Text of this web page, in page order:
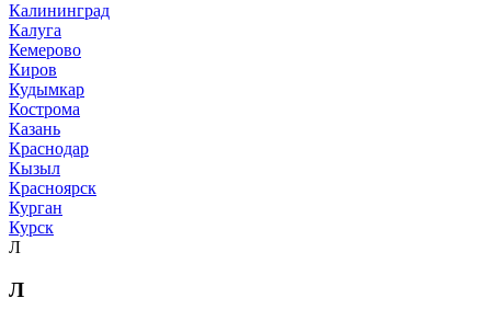
Калининград
Калуга
Кемерово
Киров
Кудымкар
Кострома
Казань
Краснодар
Кызыл
Красноярск
Курган
Курск
Л
Л